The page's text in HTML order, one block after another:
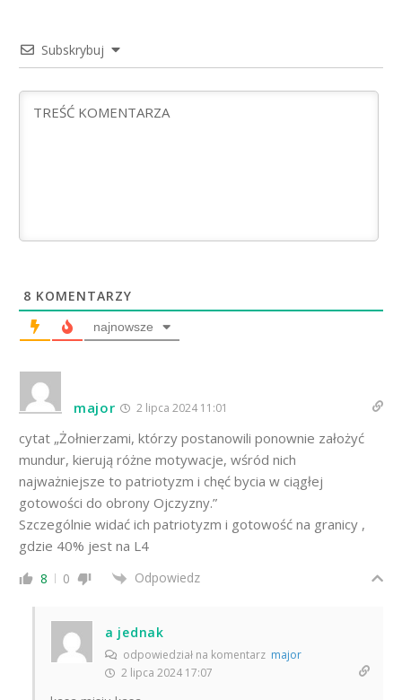
Subskrybuj
8 KOMENTARZY
najnowsze
major 2 lipca 2024 11:01
cytat „Żołnierzami, którzy postanowili ponownie założyć
mundur, kierują różne motywacje, wśród nich
najważniejsze to patriotyzm i chęć bycia w ciągłej
gotowości do obrony Ojczyzny.”
Szczególnie widać ich patriotyzm i gotowość na granicy ,
gdzie 40% jest na L4
8 0 Odpowiedz
a jednak
odpowiedział na komentarz major
2 lipca 2024 17:07